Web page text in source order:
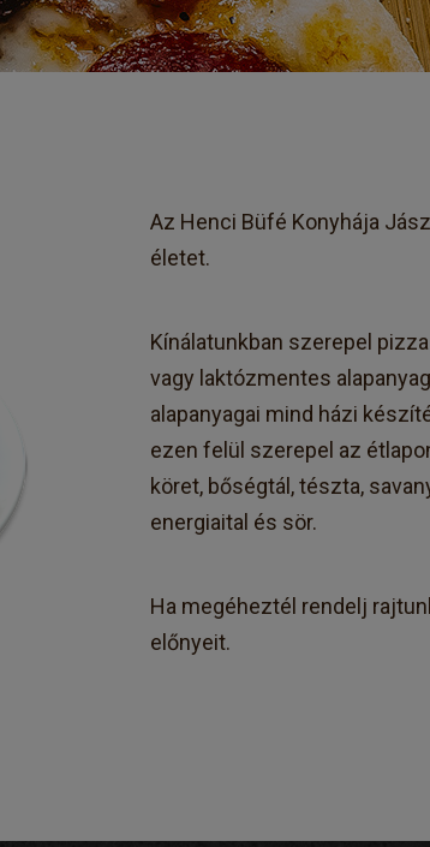
Az Henci Büfé Konyhája
életet.
Kínálatunkban szerepel
vagy laktózmentes
alapanyagai mind házi
ezen felül szerepel az
köret, bőségtál, tészta,
energiaital és sör.
Ha megéheztél rendelj
előnyeit.